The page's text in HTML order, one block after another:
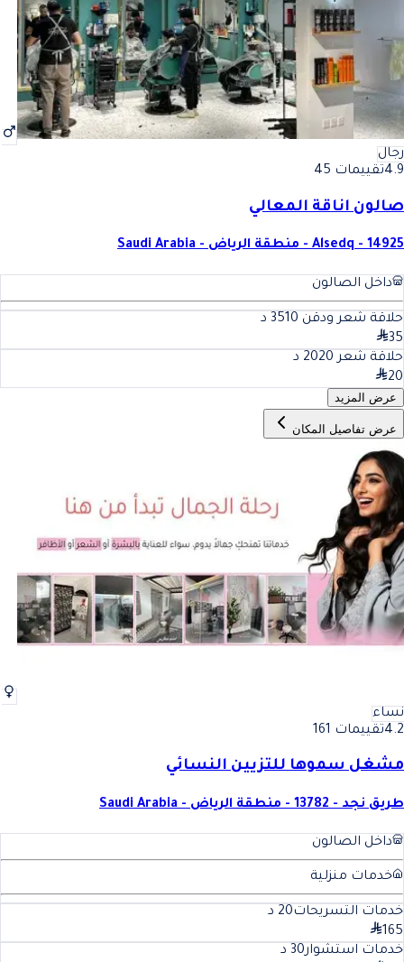
رجال
4.9تقييمات 45
صالون اناقة المعالي
Alsedq - 14925 - منطقة الرياض - Saudi Arabia
داخل الصالون
حلاقة شعر ودقن 35 10
د
35
حلاقة شعر 20 20
د
20
عرض المزيد
عرض تفاصيل المكان
نساء
4.2تقييمات 161
مشغل سموها للتزيين النسائي
طريق نجد - 13782 - منطقة الرياض - Saudi Arabia
داخل الصالون
خدمات منزلية
خدمات التسريحات20 د
165
خدمات استشوار30 د